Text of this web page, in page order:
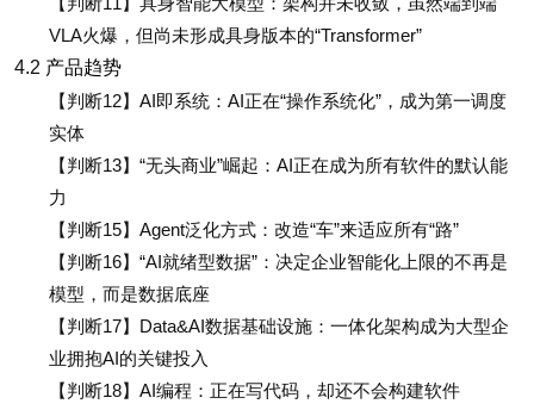
VLA火爆，但尚未形成具身版本的“Transformer”
4.2 产品趋势
【判断12】AI即系统：AI正在“操作系统化”，成为第一调度
实体
【判断13】“无头商业”崛起：AI正在成为所有软件的默认能
力
【判断15】Agent泛化方式：改造“车”来适应所有“路”
【判断16】“AI就绪型数据”：决定企业智能化上限的不再是
模型，而是数据底座
【判断17】Data&AI数据基础设施：一体化架构成为大型企
业拥抱AI的关键投入
【判断18】AI编程：正在写代码，却还不会构建软件